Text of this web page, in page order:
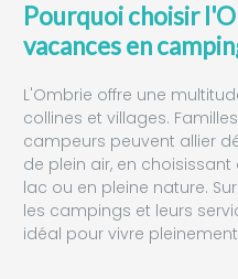
Pourquoi choisir
vacances en
L'Ombrie offre une
collines et villages.
campeurs peuvent allier
de plein air, en
lac ou en pleine nature.
les campings et leurs
idéal pour vivre